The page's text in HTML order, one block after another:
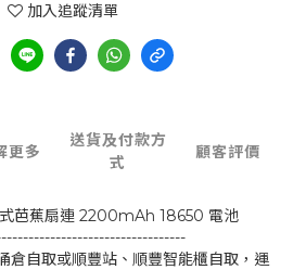
加入追蹤清單
更多
送貨及付款方
式
顧客評價
芭蕉扇連 2200mAh 18650 電池
倉自取或順豐站、順豐智能櫃自取，運